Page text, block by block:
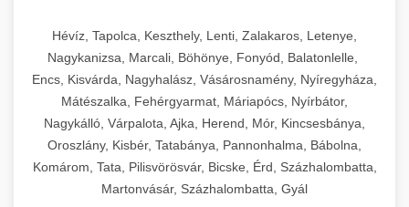
Hévíz, Tapolca, Keszthely, Lenti, Zalakaros, Letenye,
Nagykanizsa, Marcali, Böhönye, Fonyód, Balatonlelle,
Encs, Kisvárda, Nagyhalász, Vásárosnamény, Nyíregyháza,
Mátészalka, Fehérgyarmat, Máriapócs, Nyírbátor,
Nagykálló, Várpalota, Ajka, Herend, Mór, Kincsesbánya,
Oroszlány, Kisbér, Tatabánya, Pannonhalma, Bábolna,
Komárom, Tata, Pilisvörösvár, Bicske, Érd, Százhalombatta,
Martonvásár, Százhalombatta, Gyál